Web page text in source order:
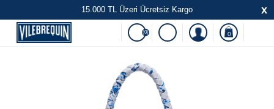
15.000 TL Üzeri Ücretsiz Kargo x
(0) 0